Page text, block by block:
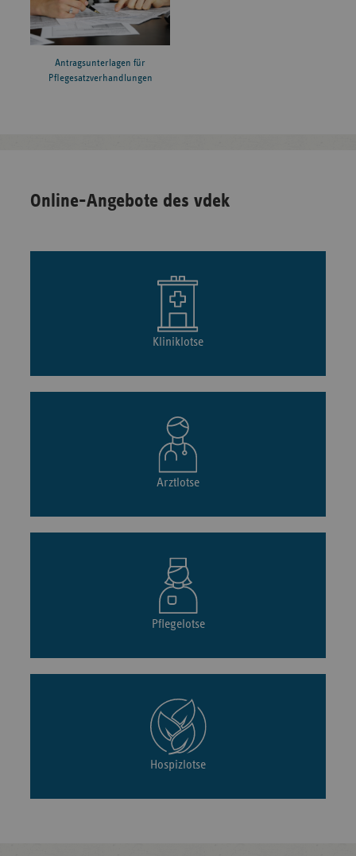
Antragsunterlagen für
Pflegesatzverhandlungen
Online-Angebote des vdek
Kliniklotse
Arztlotse
Pflegelotse
Hospizlotse